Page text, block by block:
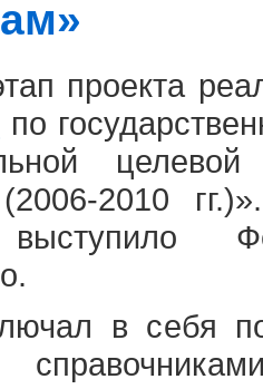
проекта
по
2010
в себя